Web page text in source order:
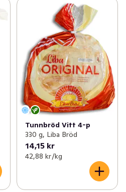
Tunnbröd Vitt 4-p
330 g, Liba Bröd
14,15 kr
42,88 kr /kg